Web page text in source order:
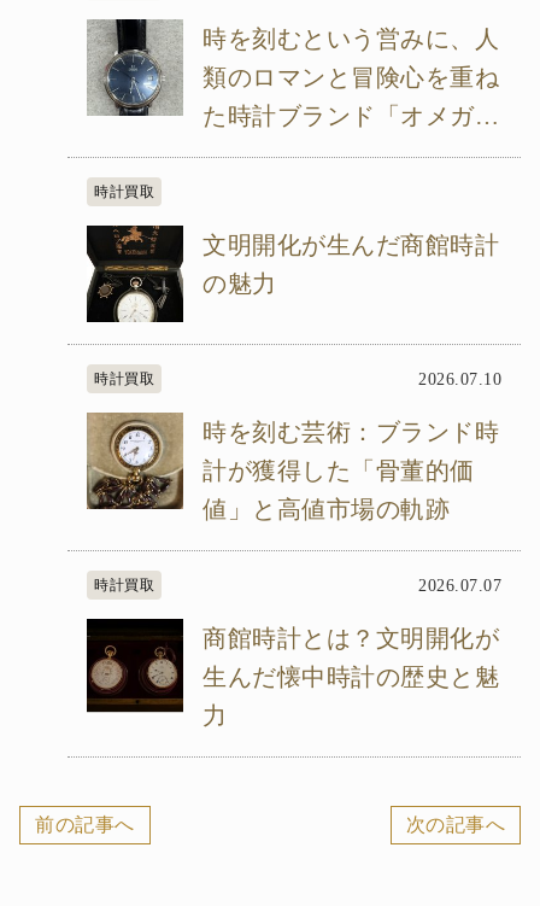
時を刻むという営みに、人
類のロマンと冒険心を重ね
た時計ブランド「オメガ
（OMEGA）」
時計買取
文明開化が生んだ商館時計
の魅力
時計買取 2026.07.10
時を刻む芸術：ブランド時
計が獲得した「骨董的価
値」と高値市場の軌跡
時計買取 2026.07.07
商館時計とは？文明開化が
生んだ懐中時計の歴史と魅
力
前の記事へ 次の記事へ